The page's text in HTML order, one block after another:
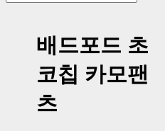
배드포드 초
코칩 카모팬
츠